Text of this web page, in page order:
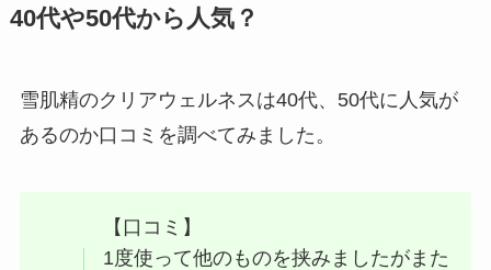
40代や50代から人気？
雪肌精のクリアウェルネスは40代、50代に人気が
あるのか口コミを調べてみました。
【口コミ】
1度使って他のものを挟みましたがまた